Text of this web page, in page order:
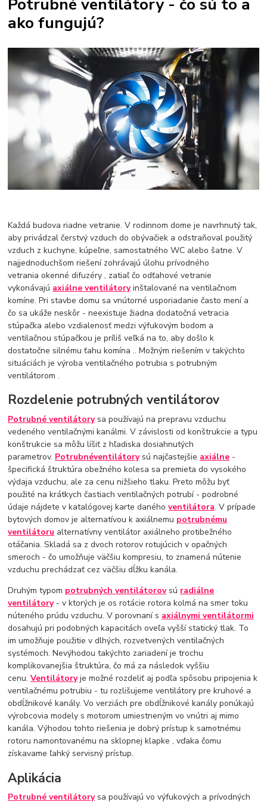
Termostatické hlavice na radiátory
Podlahové kúrenie
Vykurovacie súpravy-podlahové kúrenie
Skrinky pre rozdelovače podlahového kúrenia
Rozdelovače pre podlahové kúrenie
Čerpadlá pre podlahové kúrenie
Olejové ohrievače
Konvektorové ohrievače
Elektrické ohrievače
Prenosné klimatizácie
Ohrievače vody
Prietokové ohrievače vody
Bojlery
Prietokové bojlery
Zlaté radiátory do kúpeľne
kúpeľňové radiátory
ako fungujú?
Každá budova riadne vetranie. V rodinnom dome je navrhnutý tak,
aby privádzal čerstvý vzduch do obývačiek a odstraňoval použitý
vzduch z kuchyne, kúpeľne, samostatného WC alebo šatne. V
najjednoduchšom riešení zohrávajú úlohu prívodného
vetrania okenné difuzéry , zatiaľ čo odťahové vetranie
vykonávajú axiálne ventilátoryinštalované na ventilačnom
komíne. Pri stavbe domu sa vnútorné usporiadanie často mení a
čo sa ukáže neskôr - neexistuje žiadna dodatočná vetracia
stúpačka alebo vzdialenosť medzi výfukovým bodom a
ventilačnou stúpačkou je príliš veľká na to, aby došlo k
dostatočne silnému ťahu komína .. Možným riešením v takýchto
situáciách je výroba ventilačného potrubia s potrubným
ventilátorom .
Rozdelenie potrubných ventilátorov
Potrubné ventilátorysa používajú na prepravu vzduchu
vedeného ventilačnými kanálmi. V závislosti od konštrukcie a typu
konštrukcie sa môžu líšiť z hľadiska dosiahnutých
parametrov. Potrubnéventilátorysú najčastejšie axiálne -
špecifická štruktúra obežného kolesa sa premieta do vysokého
výdaja vzduchu, ale za cenu nižšieho tlaku. Preto môžu byť
použité na krátkych častiach ventilačných potrubí - podrobné
údaje nájdete v katalógovej karte danéhoventilátora. V prípade
bytových domov je alternatívou k axiálnemu potrubnému
ventilátoru alternatívny ventilátor axiálneho protibežného
otáčania. Skladá sa z dvoch rotorov rotujúcich v opačných
smeroch - čo umožňuje väčšiu kompresiu, to znamená nútenie
vzduchu prechádzať cez väčšiu dĺžku kanála.
Druhým typom potrubných ventilátorovsú radiálne
ventilátory- v ktorých je os rotácie rotora kolmá na smer toku
núteného prúdu vzduchu. V porovnaní s axiálnymi ventilátormi
dosahujú pri podobných kapacitách oveľa vyšší statický tlak. To
im umožňuje použitie v dlhých, rozvetvených ventilačných
systémoch. Nevýhodou takýchto zariadení je trochu
komplikovanejšia štruktúra, čo má za následok vyššiu
cenu.Ventilátoryje možné rozdeliť aj podľa spôsobu pripojenia k
ventilačnému potrubiu - tu rozlišujeme ventilátory pre kruhové a
obdĺžnikové kanály. Vo verziách pre obdĺžnikové kanály ponúkajú
výrobcovia modely s motorom umiestneným vo vnútri aj mimo
kanála. Výhodou tohto riešenia je dobrý prístup k samotnému
rotoru namontovanému na sklopnej klapke , vďaka čomu
získavame ľahký servisný prístup.
Aplikácia
Potrubné ventilátorysa používajú vo výfukových a prívodných